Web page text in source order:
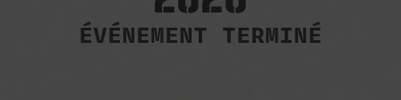
ÉVÉNEMENT TERMINÉ